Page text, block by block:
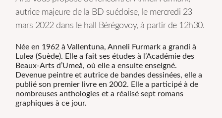
autrice majeure de la BD suédoise, le mercredi 23
mars 2022 dans le hall Bérégovoy, à partir de 12h30.
Née en 1962 à Vallentuna, Anneli Furmark a grandi à
Lulea (Suède). Elle a fait ses études à l’Académie des
Beaux-Arts d’Umeå, où elle a ensuite enseigné.
Devenue peintre et autrice de bandes dessinées, elle a
publié son premier livre en 2002. Elle a participé à de
nombreuses anthologies et a réalisé sept romans
graphiques à ce jour.